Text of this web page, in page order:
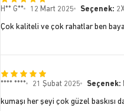
H** G** 12 Mart 2025 Seçenek:
Çok kaliteli ve çok rahatlar ben
**** **** 21 Şubat 2025 Seçenek:
kumaşı her şeyi çok güzel baskısı